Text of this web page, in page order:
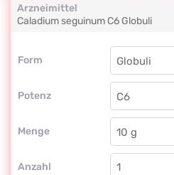
Arzneimittel
Caladium seguinum C6 Globuli
Form
Form
Potenz
Globuli
C6
Menge
Globuli
Anzahl